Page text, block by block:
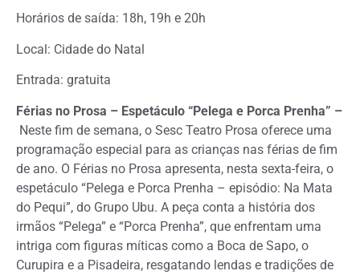
Horários de saída: 18h, 19h e 20h
Local: Cidade do Natal
Entrada: gratuita
Férias no Prosa – Espetáculo “Pelega e Porca Prenha” –
Neste fim de semana, o Sesc Teatro Prosa oferece uma
programação especial para as crianças nas férias de fim
de ano. O Férias no Prosa apresenta, nesta sexta-feira, o
espetáculo “Pelega e Porca Prenha – episódio: Na Mata
do Pequi”, do Grupo Ubu. A peça conta a história dos
irmãos “Pelega” e “Porca Prenha”, que enfrentam uma
intriga com figuras míticas como a Boca de Sapo, o
Curupira e a Pisadeira, resgatando lendas e tradições de